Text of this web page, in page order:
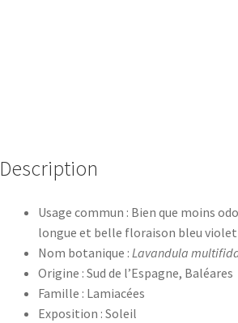
Description
Usage commun : Bien que moins
longue et belle floraison bleu
Nom botanique : Lavandula
Origine : Sud de l’Espagne, Baléares
Famille : Lamiacées
Exposition : Soleil